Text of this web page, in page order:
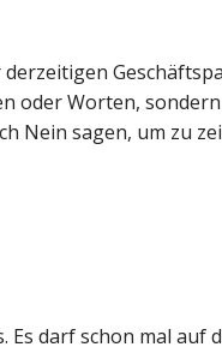
oder Worten,
Nein sagen, um zu
darf schon mal auf